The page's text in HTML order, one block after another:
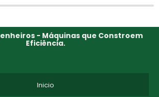
- Máquinas que Constroem
Eficiência.
Inicio